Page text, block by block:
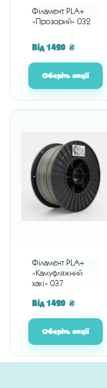
Філамент PLA+
«Прозорий» 032
Від1420 ₴
Оберіть опції
Філамент PLA+
«Камуфляжний
хакі» 037
Від1420 ₴
Оберіть опції